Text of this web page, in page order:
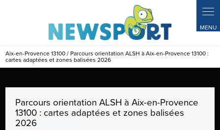
Aix-en-Provence 13100 / Parcours orientation ALSH à Aix-en-Provence 13100 :
cartes adaptées et zones balisées 2026
Parcours orientation ALSH à Aix-en-Provence
13100 : cartes adaptées et zones balisées
2026